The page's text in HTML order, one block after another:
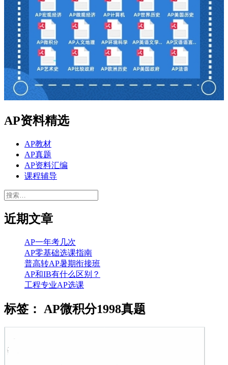
AP资料精选
AP教材
AP真题
AP资料汇编
课程辅导
搜
近期文章
AP一年考几次
AP零基础选课指南
普高转AP暑期衔接班
AP和IB有什么区别？
工程专业AP选课
标签： AP微积分1998真题